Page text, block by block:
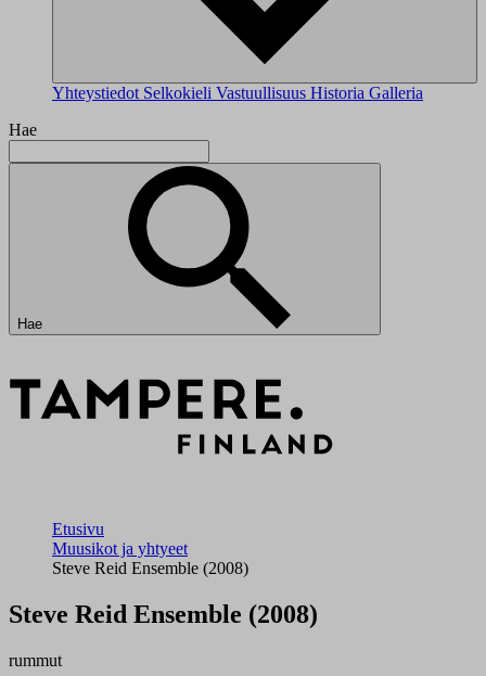
Yhteystiedot Selkokieli Vastuullisuus Historia Galleria
Hae
Hae
Etusivu
Muusikot ja yhtyeet
Steve Reid Ensemble (2008)
Steve Reid Ensemble (2008)
rummut